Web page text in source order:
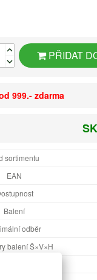
PŘIDAT
999.- zdarma
sortimentu
EAN
Balení
odběr
balení Š×V×H